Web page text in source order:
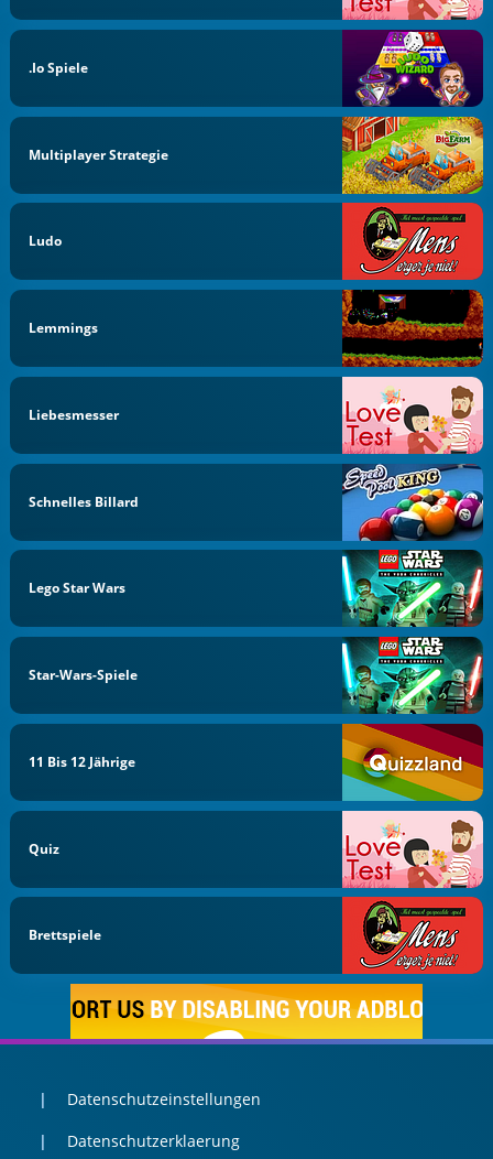
.io Spiele
Multiplayer Strategie
Ludo
Lemmings
Liebesmesser
Schnelles Billard
Lego Star Wars
Star-Wars-Spiele
11 Bis 12 Jährige
Quiz
Brettspiele
Datenschutzeinstellungen
Datenschutzerklaerung